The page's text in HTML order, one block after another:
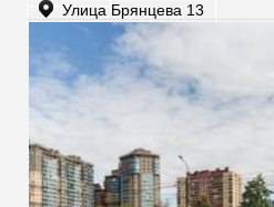
Улица Брянцева 13